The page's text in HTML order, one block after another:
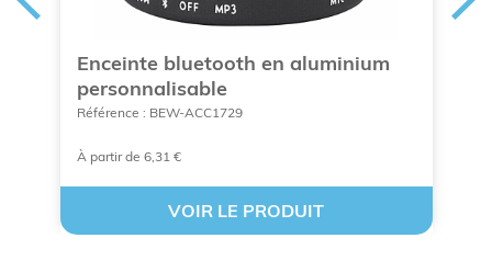
Enceinte bluetooth en aluminium
personnalisable
Référence : BEW-ACC1729
À partir de 6,31 €
VOIR LE PRODUIT